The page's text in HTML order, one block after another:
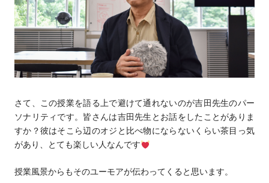
さて、この授業を語る上で避けて通れないのが吉田先生のパー
ソナリティです。皆さんは吉田先生とお話をしたことがありま
すか？彼はそこら辺のオジと比べ物にならないくらい茶目っ気
があり、とても楽しい人なんです
授業風景からもそのユーモアが伝わってくると思います。